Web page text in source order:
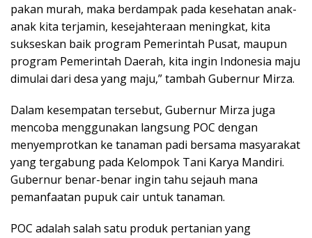
pakan murah, maka berdampak pada kesehatan anak-
anak kita terjamin, kesejahteraan meningkat, kita
sukseskan baik program Pemerintah Pusat, maupun
program Pemerintah Daerah, kita ingin Indonesia maju
dimulai dari desa yang maju,” tambah Gubernur Mirza.
Dalam kesempatan tersebut, Gubernur Mirza juga
mencoba menggunakan langsung POC dengan
menyemprotkan ke tanaman padi bersama masyarakat
yang tergabung pada Kelompok Tani Karya Mandiri.
Gubernur benar-benar ingin tahu sejauh mana
pemanfaatan pupuk cair untuk tanaman.
POC adalah salah satu produk pertanian yang